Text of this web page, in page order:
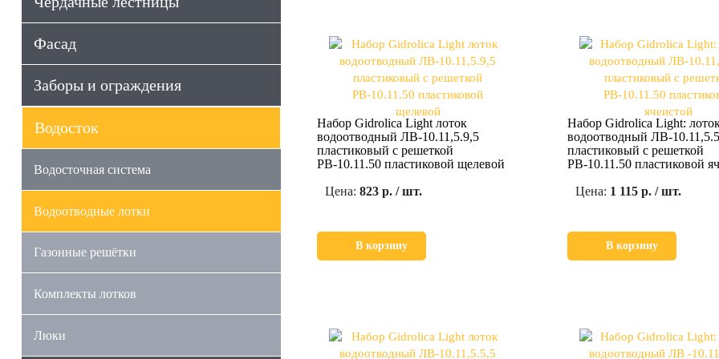
Фасад
Заборы и ограждения
Водосток
Водосточная система
Водоотводные лотки
Газонные решётки
Комплекты лотков
Люки
Набор Gidrolica Light лоток
водоотводный ЛВ-10.11,5.9,5
пластиковый с решеткой
РВ-10.11.50 пластиковой щелевой
Цена: 823 р. / шт.
В корзину
Набор Gidrolica Light:
водоотводный ЛВ-
пластиковый с решеткой
РВ-10.11.50 пластиковой
Цена: 1 115 р. / шт.
В корзину